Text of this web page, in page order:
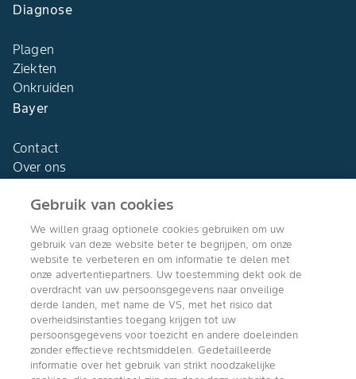
Diagnose
Plagen
Ziekten
Onkruiden
Bayer
Contact
Over ons
Agro Bayer
Nederland
Volg ons
Gebruik van cookies
We willen graag optionele cookies gebruiken om uw
gebruik van deze website beter te begrijpen, om onze
website te verbeteren en om informatie te delen met
onze advertentiepartners. Uw toestemming dekt ook de
overdracht van uw persoonsgegevens naar onveilige
derde landen, met name de VS, met het risico dat
overheidsinstanties toegang krijgen tot uw
persoonsgegevens voor toezicht en andere doeleinden
zonder effectieve rechtsmiddelen. Gedetailleerde
informatie over het gebruik van strikt noodzakelijke